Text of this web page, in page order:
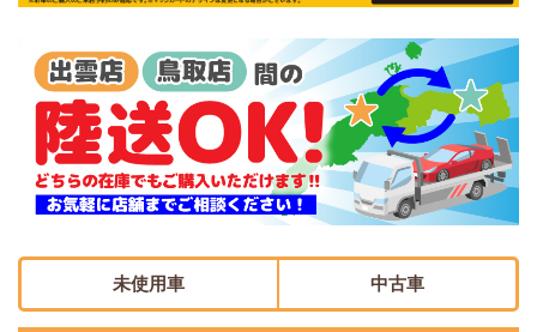
未使用車 中古車